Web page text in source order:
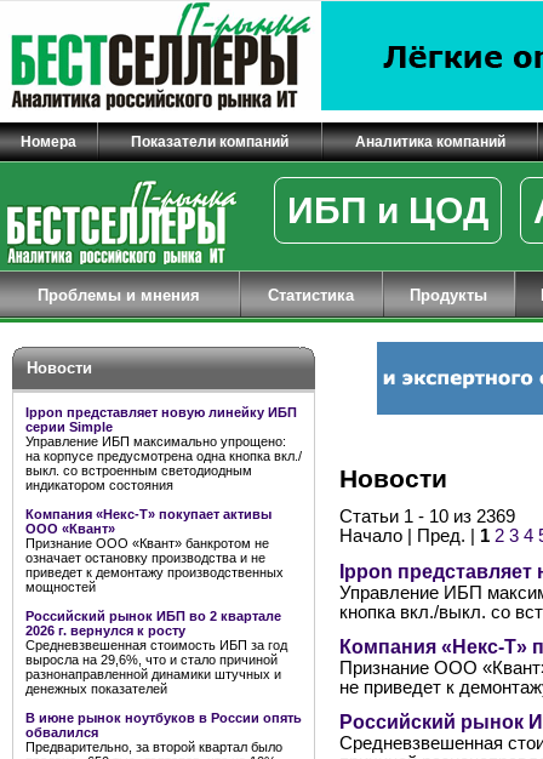
Номера Показатели компаний Аналитика компаний
ИБП и ЦОД
Проблемы и мнения Статистика Продукты
Новости
Ippon представляет новую линейку ИБП
серии Simple
Управление ИБП максимально упрощено:
на корпусе предусмотрена одна кнопка вкл./
выкл. со встроенным светодиодным
индикатором состояния
Компания «Некс-Т» покупает активы
ООО «Квант»
Признание ООО «Квант» банкротом не
означает остановку производства и не
приведет к демонтажу производственных
мощностей
Российский рынок ИБП во 2 квартале
2026 г. вернулся к росту
Средневзвешенная стоимость ИБП за год
выросла на 29,6%, что и стало причиной
разнонаправленной динамики штучных и
денежных показателей
В июне рынок ноутбуков в России опять
обвалился
Предварительно, за второй квартал было
Новости
Статьи 1 - 10 из 2369
Начало | Пред. | 1 2 3 4
Ippon
Управление ИБП
кнопка вкл./выкл. со
Компания «Некс-Т»
Признание ООО
не приведет к
Российский рынок
Средневзвешенная